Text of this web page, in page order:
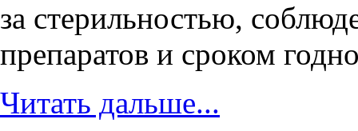
за стерильностью,
препаратов и сроком
Читать дальше...